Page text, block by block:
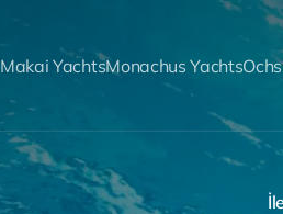
Makai YachtsMonachus Yachts
İl